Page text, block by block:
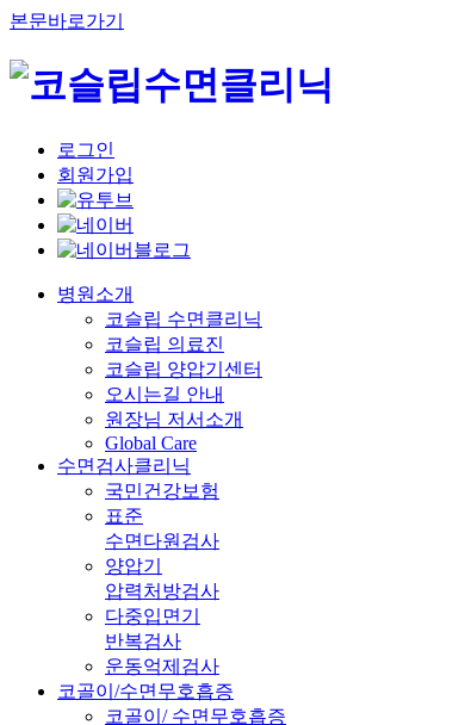
본문바로가기
로그인
회원가입
병원소개
코슬립 수면클리닉
코슬립 의료진
코슬립 양압기센터
오시는길 안내
원장님 저서소개
Global Care
수면검사클리닉
국민건강보험
표준
수면다원검사
양압기
압력처방검사
다중입면기
반복검사
운동억제검사
코골이/수면무호흡증
코골이/ 수면무호흡증